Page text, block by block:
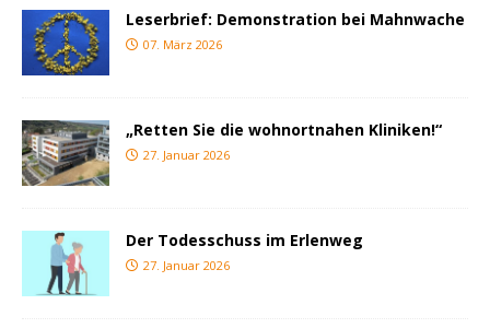
Leserbrief: Demonstration bei Mahnwache
07. März 2026
„Retten Sie die wohnortnahen Kliniken!“
27. Januar 2026
Der Todesschuss im Erlenweg
27. Januar 2026